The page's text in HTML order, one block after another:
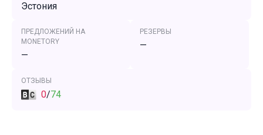
Эстония
ПРЕДЛОЖЕНИЙ НА
MONETORY
—
РЕЗЕРВЫ
—
ОТЗЫВЫ
0/74